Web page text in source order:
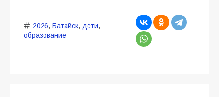
2026, Батайск, дети,
образование